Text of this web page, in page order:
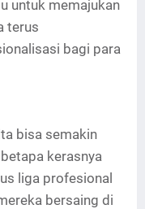
untuk memajukan
terus
bagi para
bisa semakin
kerasnya
liga profesional
bersaing di